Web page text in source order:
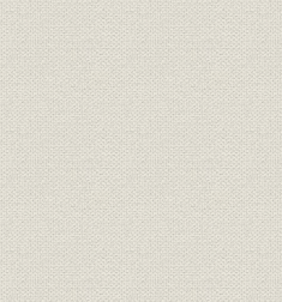
規矩録 宝永六年
矩録 宝永六年
新建帳
享保元年
七年正月
春新建 享保十四年
建之覚 享保十四